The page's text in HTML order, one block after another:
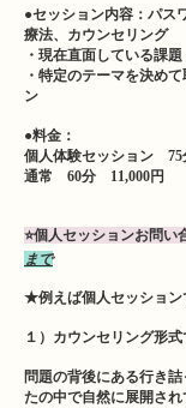
●セッション内容：パス
療法、カウンセリング
・現在直面している課
・特定のテーマを決め
ン
●料金：
個人体験セッション 75
通常 60分 11,000円
⭐️個人セッションお問い
まで
★例えば個人セッション
１）カウンセリング形
問題の背後にある行き
たの中で自然に展開さ